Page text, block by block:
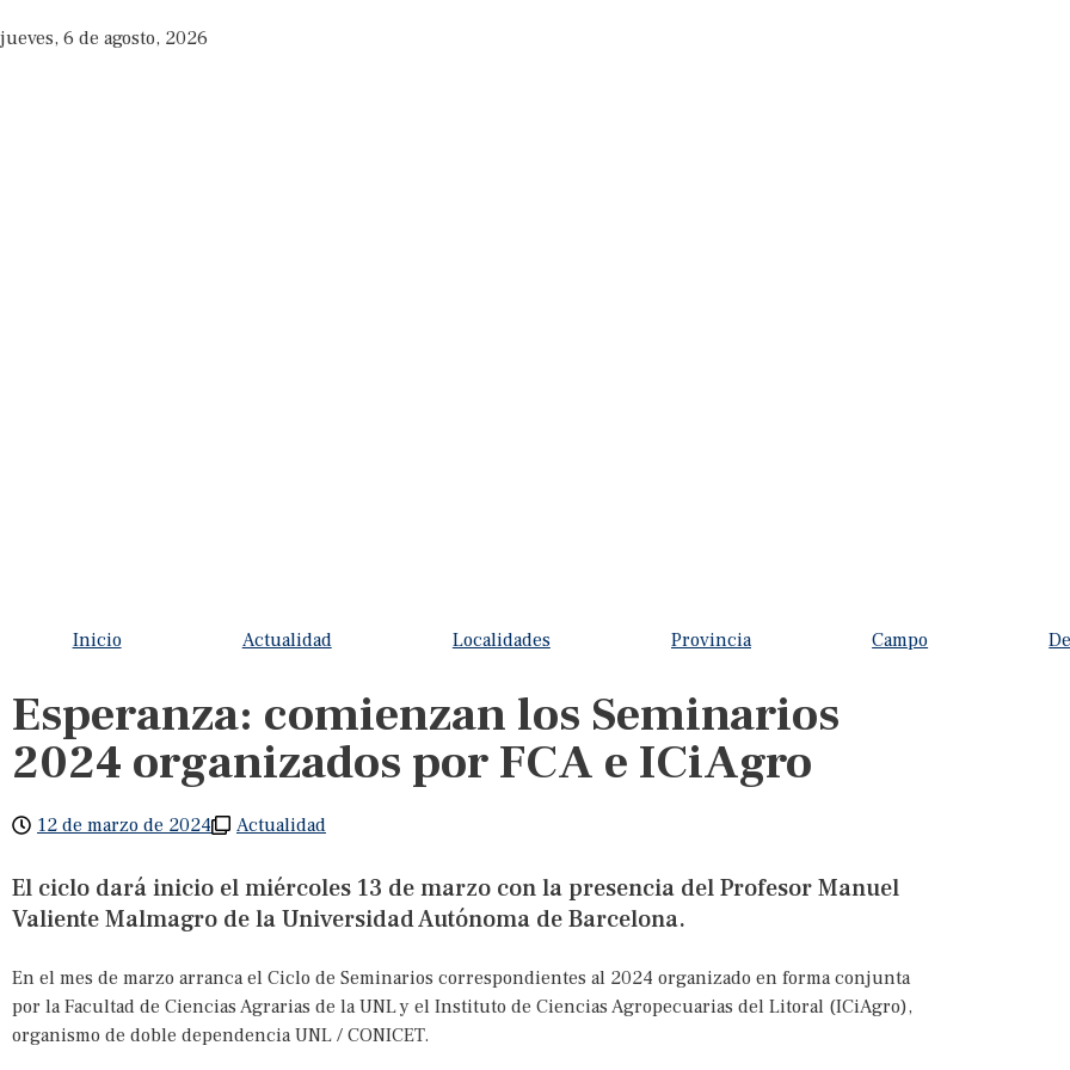
jueves, 6 de agosto, 2026
Inicio Actualidad Localidades Provincia Campo
Esperanza: comienzan los Seminarios
2024 organizados por FCA e ICiAgro
12 de marzo de 2024 Actualidad
El ciclo dará inicio el miércoles 13 de marzo con la presencia del Profesor Manuel
Valiente Malmagro de la Universidad Autónoma de Barcelona.
En el mes de marzo arranca el Ciclo de Seminarios correspondientes al 2024 organizado en forma conjunta
por la Facultad de Ciencias Agrarias de la UNL y el Instituto de Ciencias Agropecuarias del Litoral (ICiAgro),
organismo de doble dependencia UNL / CONICET.